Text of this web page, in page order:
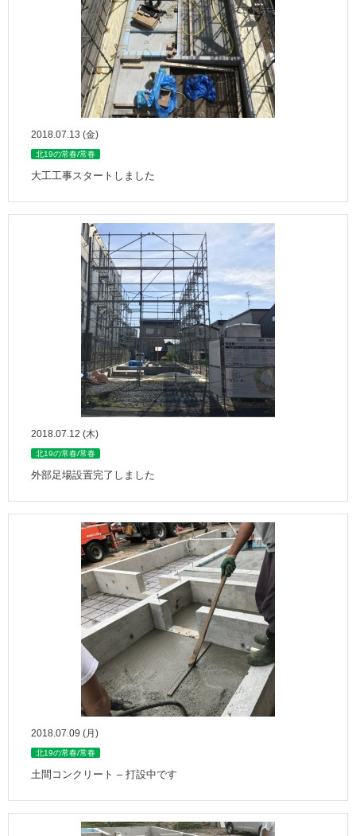
2018.07.13 (金)
北19の常春/常春
大工工事スタートしました
2018.07.12 (木)
北19の常春/常春
外部足場設置完了しました
2018.07.09 (月)
北19の常春/常春
土間コンクリート – 打設中です